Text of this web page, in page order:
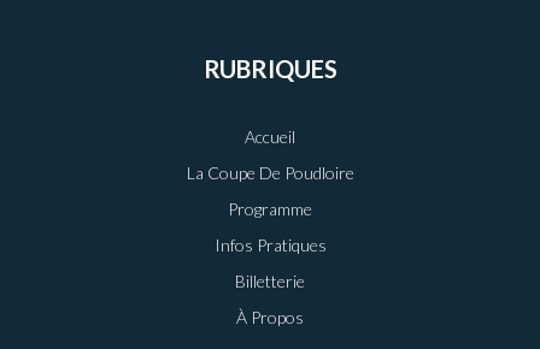
RUBRIQUES
Accueil
La Coupe De Poudloire
Programme
Infos Pratiques
Billetterie
À Propos